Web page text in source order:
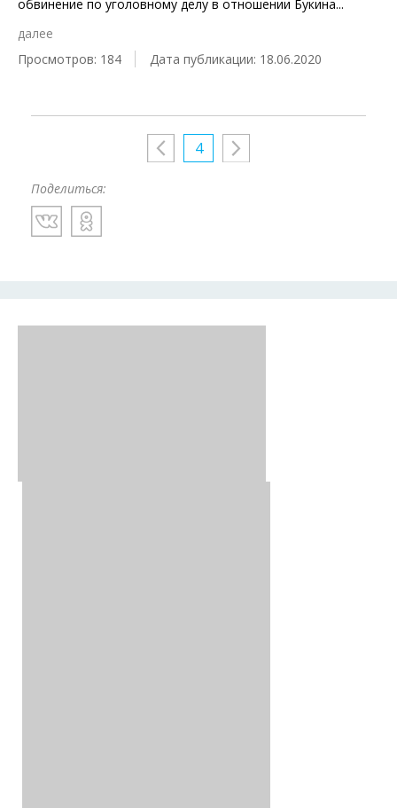
обвинение по уголовному делу в отношении Букина...
далее
Просмотров: 184
Дата публикации: 18.06.2020
4
Поделиться: